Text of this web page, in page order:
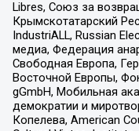
Libres, Союз за
Крымскотатарский
IndustriALL, Russian
медиа, Федерация
Свободная Европа,
Восточной Европы,
gGmbH, Мобильная
демократии и
Копелева, American